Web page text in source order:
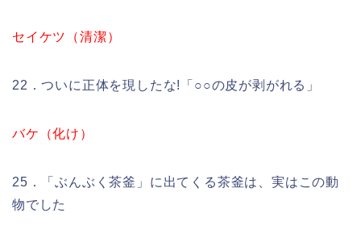
セイケツ（清潔）
22．ついに正体を現したな!「○○の皮が剥がれる」
バケ（化け）
25．「ぶんぶく茶釜」に出てくる茶釜は、実はこの動
物でした